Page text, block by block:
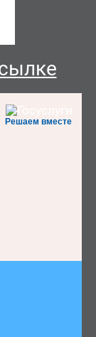
Решаем вместе